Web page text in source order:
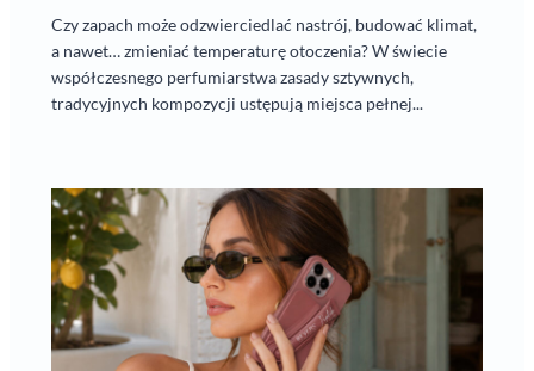
Czy zapach może odzwierciedlać nastrój, budować klimat,
a nawet… zmieniać temperaturę otoczenia? W świecie
współczesnego perfumiarstwa zasady sztywnych,
tradycyjnych kompozycji ustępują miejsca pełnej...